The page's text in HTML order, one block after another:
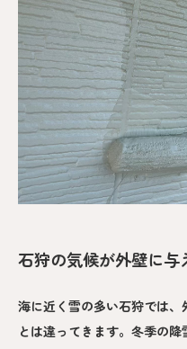
石狩の気候が外壁に与
海に近く雪の多い石狩では
とは違ってきます。冬季の